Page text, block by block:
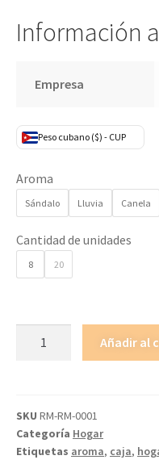
Información
Empresa
Peso cubano ($) - CUP
Aroma
Sándalo Lluvia Canela
Cantidad de unidades
8 20
Añadir al
SKU RM-RM-0001
Categoría Hogar
Etiquetas aroma, caja,